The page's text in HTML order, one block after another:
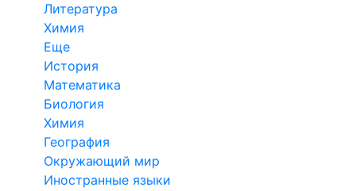
Литература
Химия
Еще
История
Математика
Биология
Химия
География
Окружающий мир
Иностранные языки